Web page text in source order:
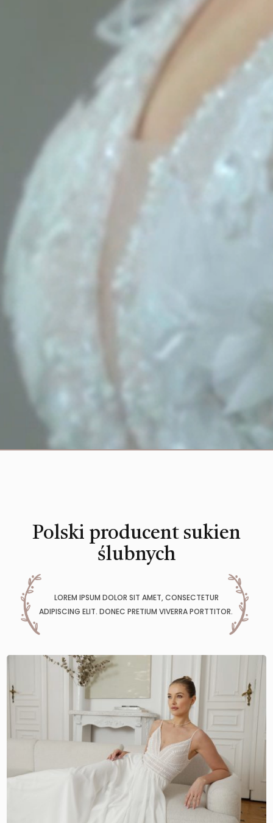
Polski producent sukien
ślubnych
LOREM IPSUM DOLOR SIT AMET, CONSECTETUR
ADIPISCING ELIT. DONEC PRETIUM VIVERRA PORTTITOR.